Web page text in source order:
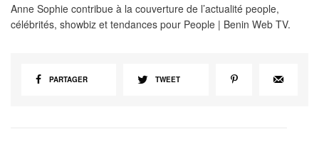
Anne Sophie contribue à la couverture de l’actualité people,
célébrités, showbiz et tendances pour People | Benin Web TV.
PARTAGER TWEET